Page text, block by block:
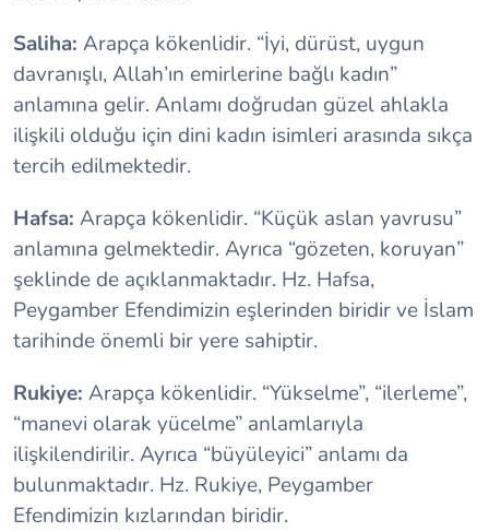
Saliha: Arapça kökenlidir. “İyi, dürüst, uygun
davranışlı, Allah’ın emirlerine bağlı kadın”
anlamına gelir. Anlamı doğrudan güzel ahlakla
ilişkili olduğu için dini kadın isimleri arasında sıkça
tercih edilmektedir.
Hafsa: Arapça kökenlidir. “Küçük aslan yavrusu”
anlamına gelmektedir. Ayrıca “gözeten, koruyan”
şeklinde de açıklanmaktadır. Hz. Hafsa,
Peygamber Efendimizin eşlerinden biridir ve İslam
tarihinde önemli bir yere sahiptir.
Rukiye: Arapça kökenlidir. “Yükselme”, “ilerleme”,
“manevi olarak yücelme” anlamlarıyla
ilişkilendirilir. Ayrıca “büyüleyici” anlamı da
bulunmaktadır. Hz. Rukiye, Peygamber
Efendimizin kızlarından biridir.